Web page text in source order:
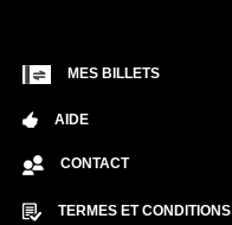
MES BILLETS
AIDE
CONTACT
TERMES ET CONDITIONS